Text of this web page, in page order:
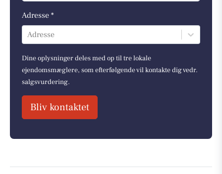
Adresse *
Adresse
Dine oplysninger deles med op til tre lokale
ejendomsmæglere, som efterfølgende vil kontakte dig vedr.
salgsvurdering.
Bliv kontaktet